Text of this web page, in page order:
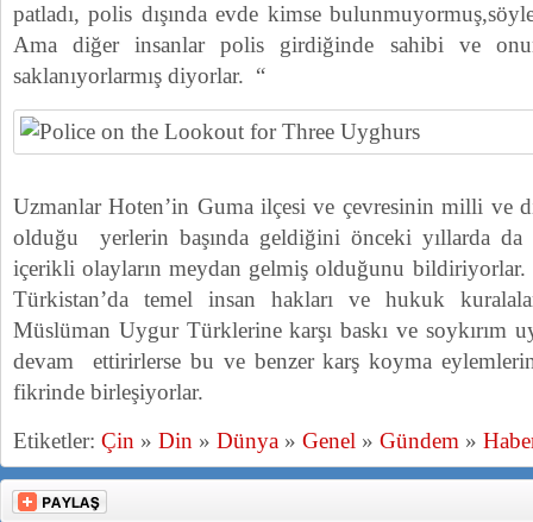
patladı, polis dışında evde kimse
Ama diğer insanlar polis girdiğinde sahibi ve onun
saklanıyorlarmış diyorlar. “
Uzmanlar Hoten’in Guma ilçesi ve çevresinin milli ve
olduğu yerlerin başında geldiğini önceki yıllarda da
içerikli olayların meydan gelmiş olduğunu
Türkistan’da temel insan hakları ve hukuk
Müslüman Uygur Türklerine karşı baskı ve soykırım
devam ettirirlerse bu ve benzer karş koyma
fikrinde birleşiyorlar.
Etiketler: Çin » Din » Dünya » Genel » Gündem »